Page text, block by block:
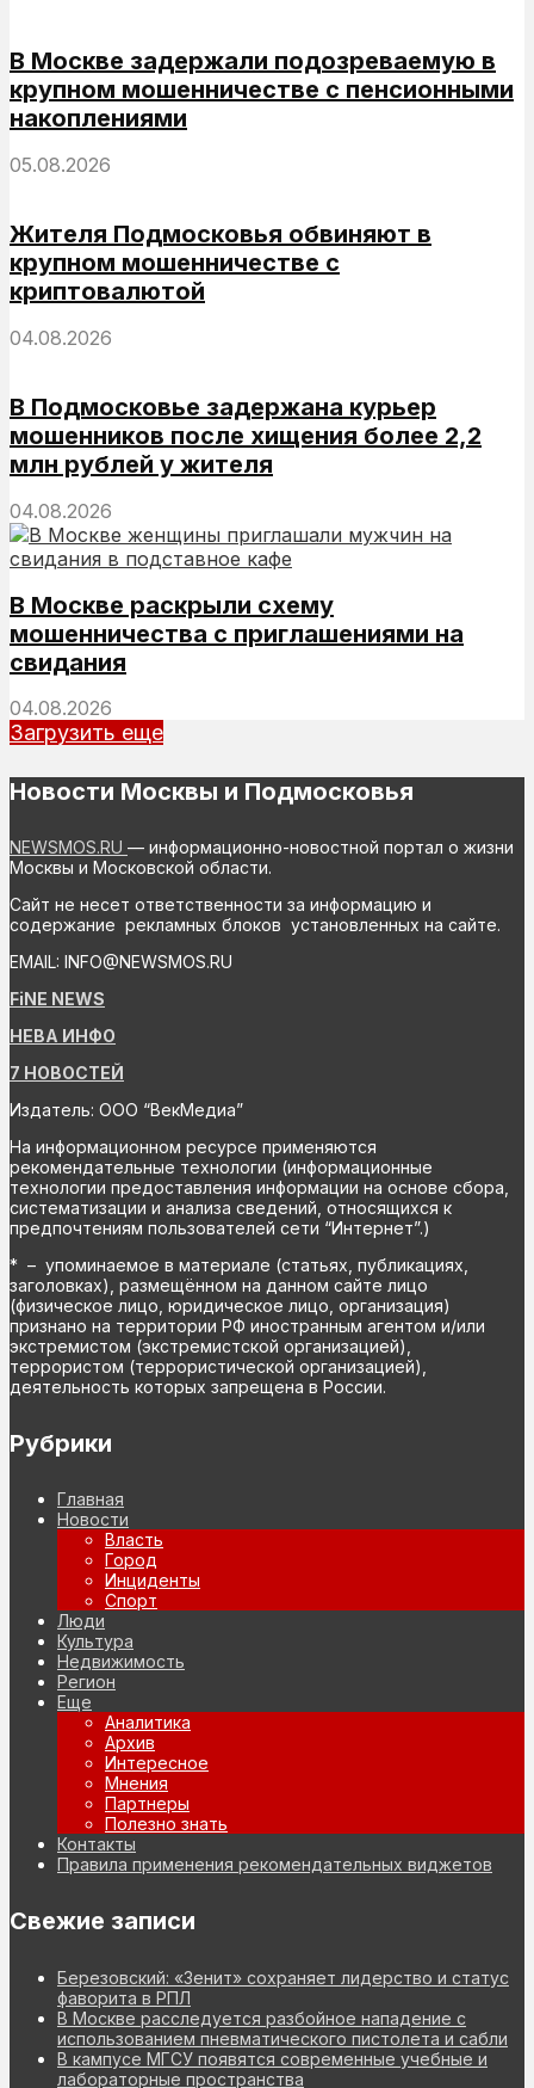
В Москве задержали подозреваемую в
крупном мошенничестве с пенсионными
накоплениями
05.08.2026
Жителя Подмосковья обвиняют в
крупном мошенничестве с
криптовалютой
04.08.2026
В Подмосковье задержана курьер
мошенников после хищения более 2,2
млн рублей у жителя
04.08.2026
В Москве раскрыли схему
мошенничества с приглашениями на
свидания
04.08.2026
Загрузить еще
Новости Москвы и Подмосковья
NEWSMOS.RU — информационно-новостной портал о жизни
Москвы и Московской области.
Сайт не несет ответственности за информацию и
содержание рекламных блоков установленных на сайте.
EMAIL: INFO@NEWSMOS.RU
FiNE NEWS
НЕВА ИНФО
7 НОВОСТЕЙ
Издатель: ООО “ВекМедиа”
На информационном ресурсе применяются
рекомендательные технологии (информационные
технологии предоставления информации на основе сбора,
систематизации и анализа сведений, относящихся к
предпочтениям пользователей сети “Интернет”.)
* – упоминаемое в материале (статьях, публикациях,
заголовках), размещённом на данном сайте лицо
(физическое лицо, юридическое лицо, организация)
признано на территории РФ иностранным агентом и/или
экстремистом (экстремистской организацией),
террористом (террористической организацией),
деятельность которых запрещена в России.
Рубрики
Главная
Новости
Власть
Город
Инциденты
Спорт
Люди
Культура
Недвижимость
Регион
Еще
Аналитика
Архив
Интересное
Мнения
Партнеры
Полезно знать
Контакты
Правила применения рекомендательных виджетов
Свежие записи
Березовский: «Зенит» сохраняет лидерство и статус
фаворита в РПЛ
В Москве расследуется разбойное нападение с
использованием пневматического пистолета и сабли
В кампусе МГСУ появятся современные учебные и
лабораторные пространства